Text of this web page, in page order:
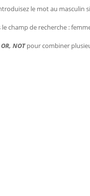
le mot au masculin
champ de recherche :
NOTpour combiner